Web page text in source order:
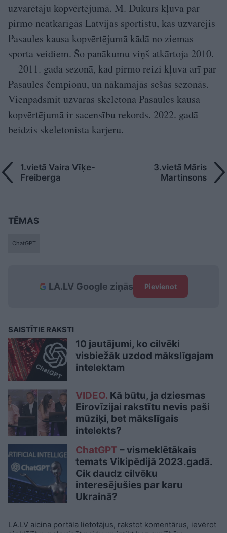
uzvarētāju kopvērtējumā. M. Dukurs kļuva par
pirmo neatkarīgās Latvijas sportistu, kas uzvarējis
Pasaules kausa kopvērtējumā kādā no ziemas
sporta veidiem. Šo panākumu viņš atkārtoja 2010.
—2011. gada sezonā, kad pirmo reizi kļuva arī par
Pasaules čempionu, un nākamajās sešās sezonās.
Vienpadsmit uzvaras skeletona Pasaules kausa
kopvērtējumā ir sacensību rekords. 2022. gadā
beidzis skeletonista karjeru.
1.vietā Vaira Vīķe-
Freiberga
3.vietā Māris
Martinsons
TĒMAS
ChatGPT
LA.LV Google ziņās Pievienot
SAISTĪTIE RAKSTI
10 jautājumi, ko cilvēki
visbiežāk uzdod mākslīgajam
intelektam
VIDEO. Kā būtu, ja dziesmas
Eirovīzijai rakstītu nevis paši
mūziķi, bet mākslīgais
intelekts?
ChatGPT – vismeklētākais
temats Vikipēdijā 2023.gadā.
Cik daudz cilvēku
interesējušies par karu
Ukrainā?
LA.LV aicina portāla lietotājus, rakstot komentārus, ievērot